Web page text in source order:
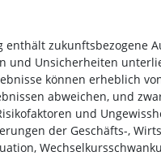
enthält zukunftsbezogene
und Unsicherheiten
können erheblich
abweichen, und
und
der Geschäfts-,